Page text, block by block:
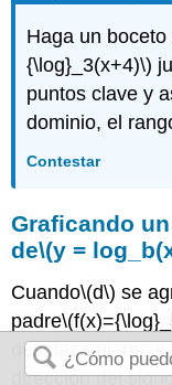
Haga un
{\log}_3(x+4)\)
puntos clave y
dominio, el
Contestar
Graficando
de\(y =
Cuando\(d\) se
padre
desplazamiento
dirección del